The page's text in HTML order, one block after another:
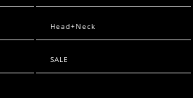
Head+Neck
SALE